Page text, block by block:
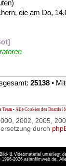
die am Do,
25138 •
Team • Alle Cookies des Boards
2002, 2005,
durch
& Videomaterial unterliegt
2026 asianfilmweb.de.